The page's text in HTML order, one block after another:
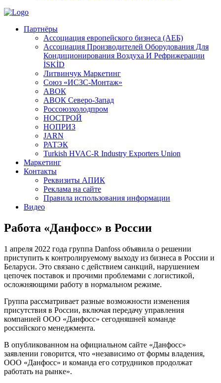
Партнёры
Ассоциация европейского бизнеса (АЕБ)
Aссоциация Производителей Оборудования Для
Кондиционирования Воздуха И Рефрижерации
İSKİD
Литвинчук Маркетинг
Союз «ИСЗС-Монтаж»
АВОК
АВОК Северо-Запад
Россоюзхолодпром
НОСТРОЙ
НОПРИЗ
JARN
РАТЭК
Turkish HVAC-R Industry Exporters Union
Маркетинг
Контакты
Реквизиты АПИК
Реклама на сайте
Правила использования информации
Видео
Работа «Данфосс» в России
1 апреля 2022 года группа Danfoss объявила о решении
приступить к контролируемому выходу из бизнеса в России и
Беларуси. Это связано с действием санкций, нарушением
цепочек поставок и прочими проблемами с логистикой,
осложняющими работу в нормальном режиме.
Группа рассматривает разные возможности изменения
присутствия в России, включая передачу управления
компанией ООО «Данфосс» сегодняшней команде
российского менеджмента.
В опубликованном на официальном сайте «Данфосс»
заявлении говорится, что «независимо от формы владения,
ООО «Данфосс» и команда его сотрудников продолжат
работать на рынке».